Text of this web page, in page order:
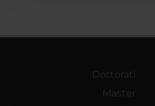
Dottorati
Master